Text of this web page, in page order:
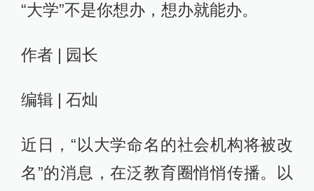
“大学”不是你想办，想办就能办。
作者 | 园长
编辑 | 石灿
近日，“以大学命名的社会机构将被改
名”的消息，在泛教育圈悄悄传播。以